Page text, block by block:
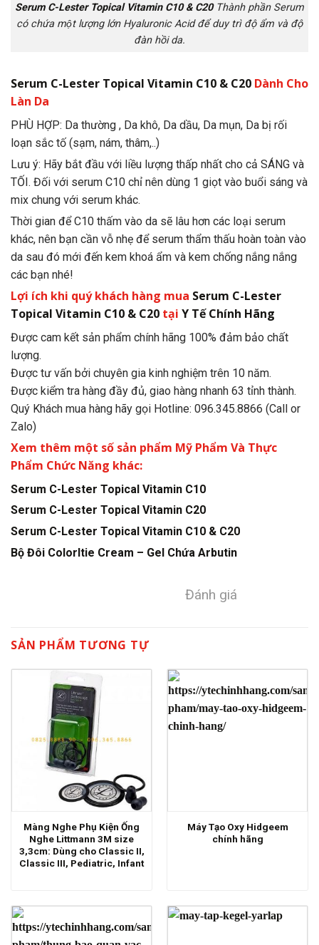
Serum C-Lester Topical Vitamin C10 & C20Thành phần Serum
có chứa một lượng lớn Hyaluronic Acid để duy trì độ ẩm và độ
đàn hồi da.
Serum C-Lester Topical Vitamin C10 & C20 Dành Cho
Làn Da
PHÙ HỢP: Da thường , Da khô, Da dầu, Da mụn, Da bị rối
loạn sắc tố (sạm, nám, thâm,..)
Lưu ý: Hãy bắt đầu với liều lượng thấp nhất cho cả SÁNG và
TỐI. Đối với serum C10 chỉ nên dùng 1 giọt vào buổi sáng và
mix chung với serum khác.
Thời gian để C10 thấm vào da sẽ lâu hơn các loại serum
khác, nên bạn cần vỗ nhẹ để serum thẩm thấu hoàn toàn vào
da sau đó mới đến kem khoá ẩm và kem chống nắng nắng
các bạn nhé!
Lợi ích khi quý khách hàng mua Serum C-Lester
Topical Vitamin C10 & C20 tại Y Tế Chính Hãng
Được cam kết sản phẩm chính hãng 100% đảm bảo chất
lượng.
Được tư vấn bởi chuyên gia kinh nghiệm trên 10 năm.
Được kiểm tra hàng đầy đủ, giao hàng nhanh 63 tỉnh thành.
Quý Khách mua hàng hãy gọi Hotline: 096.345.8866 (Call or
Zalo)
Xem thêm một số sản phẩm Mỹ Phẩm Và Thực
Phẩm Chức Năng khác:
Serum C-Lester Topical Vitamin C10
Serum C-Lester Topical Vitamin C20
Serum C-Lester Topical Vitamin C10 & C20
Bộ Đôi Colorltie Cream – Gel Chứa Arbutin
Đánh giá
SẢN PHẨM TƯƠNG TỰ
Màng Nghe Phụ Kiện Ống
Nghe Littmann 3M size
3,3cm: Dùng cho Classic II,
Classic III, Pediatric, Infant
Máy Tạo Oxy Hidgeem
chính hãng